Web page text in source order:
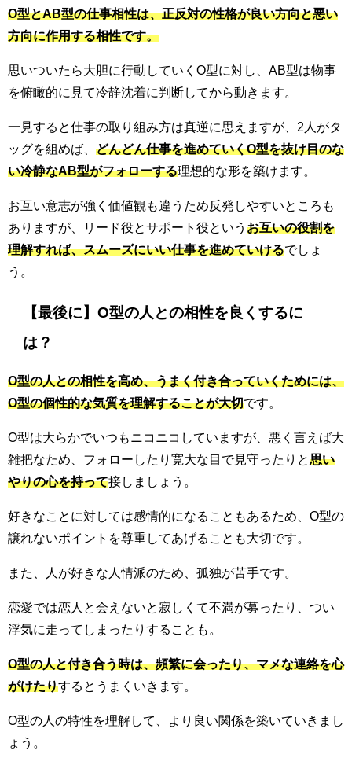
O型とAB型の仕事相性は、正反対の性格が良い方向と悪い
方向に作用する相性です。
思いついたら大胆に行動していくO型に対し、AB型は物事
を俯瞰的に見て冷静沈着に判断してから動きます。
一見すると仕事の取り組み方は真逆に思えますが、2人がタ
ッグを組めば、 どんどん仕事を進めていくO型を抜け目のな
い冷静なAB型がフォローする理想的な形を築けます。
お互い意志が強く価値観も違うため反発しやすいところも
ありますが、リード役とサポート役という お互いの役割を
理解すれば、スムーズにいい仕事を進めていけるでしょ
う。
【最後に】O型の人との相性を良くするに
は？
O型の人との相性を高め、うまく付き合っていくためには、
O型の個性的な気質を理解することが大切です。
O型は大らかでいつもニコニコしていますが、悪く言えば大
雑把なため、フォローしたり寛大な目で見守ったりと思い
やりの心を持って接しましょう。
好きなことに対しては感情的になることもあるため、O型の
譲れないポイントを尊重してあげることも大切です。
また、人が好きな人情派のため、孤独が苦手です。
恋愛では恋人と会えないと寂しくて不満が募ったり、つい
浮気に走ってしまったりすることも。
O型の人と付き合う時は、頻繁に会ったり、マメな連絡を心
がけたりするとうまくいきます。
O型の人の特性を理解して、より良い関係を築いていきまし
ょう。